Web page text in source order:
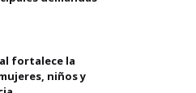
fortalece la
niños y